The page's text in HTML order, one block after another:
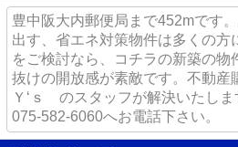
豊中阪大内郵便局まで452mです
出す、省エネ対策物件は多くの方
をご検討なら、コチラの新築の物
抜けの開放感が素敵です。不動産
Ｙ‘ｓ のスタッフが解決いたし
075-582-6060へお電話下さい。